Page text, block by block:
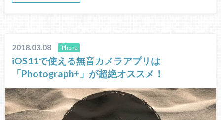
2018.03.08 iPhone
iOS11で使える無音カメラアプリは
「Photograph+」が超絶オススメ！